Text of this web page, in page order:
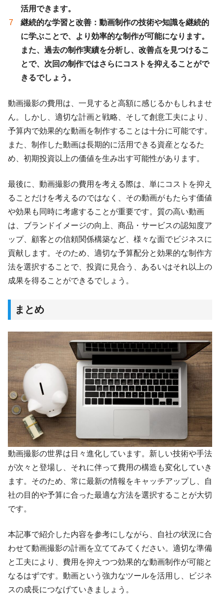
活用できます。
継続的な学習と改善：動画制作の技術や知識を継続的
に学ぶことで、より効率的な制作が可能になります。
また、過去の制作実績を分析し、改善点を見つけるこ
とで、次回の制作ではさらにコストを抑えることがで
きるでしょう。
動画撮影の費用は、一見すると高額に感じるかもしれませ
ん。しかし、適切な計画と戦略、そして創意工夫により、
予算内で効果的な動画を制作することは十分に可能です。
また、制作した動画は長期的に活用できる資産となるた
め、初期投資以上の価値を生み出す可能性があります。
最後に、動画撮影の費用を考える際は、単にコストを抑え
ることだけを考えるのではなく、その動画がもたらす価値
や効果も同時に考慮することが重要です。質の高い動画
は、ブランドイメージの向上、商品・サービスの認知度ア
ップ、顧客との信頼関係構築など、様々な面でビジネスに
貢献します。そのため、適切な予算配分と効果的な制作方
法を選択することで、投資に見合う、あるいはそれ以上の
成果を得ることができるでしょう。
まとめ
動画撮影の世界は日々進化しています。新しい技術や手法
が次々と登場し、それに伴って費用の構造も変化していき
ます。そのため、常に最新の情報をキャッチアップし、自
社の目的や予算に合った最適な方法を選択することが大切
です。
本記事で紹介した内容を参考にしながら、自社の状況に合
わせて動画撮影の計画を立ててみてください。適切な準備
と工夫により、費用を抑えつつ効果的な動画制作が可能と
なるはずです。動画という強力なツールを活用し、ビジネ
スの成長につなげていきましょう。